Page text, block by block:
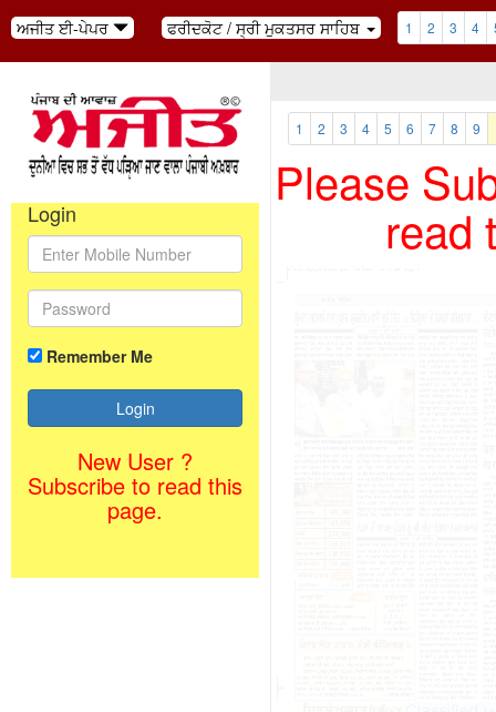
ਅਜੀਤ ਈ-ਪੇਪਰ ਫਰੀਦਕੋਟ / ਸ੍ਰੀ ਮੁਕਤਸਰ ਸਾਹਿਬ 1 2 3 4
Login
Remember Me
New User ?
Subscribe to read this
page.
1 2 3 4 5 6 7 8 9
Please
read